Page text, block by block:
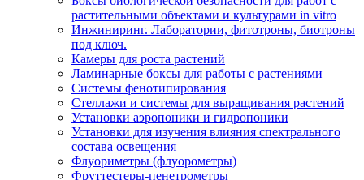
растительными объектами и культурами in vitro
Инжиниринг. Лаборатории, фитотроны, биотроны
под ключ.
Камеры для роста растений
Ламинарные боксы для работы с растениями
Системы фенотипирования
Стеллажи и системы для выращивания растений
Установки аэропоники и гидропоники
Установки для изучения влияния спектрального
состава освещения
Флуориметры (флуорометры)
Фруттестеры-пенетрометры